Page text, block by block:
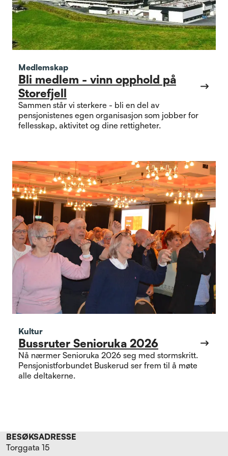
Medlemskap
Bli medlem - vinn opphold på
Storefjell
Sammen står vi sterkere - bli en del av
pensjonistenes egen organisasjon som jobber for
fellesskap, aktivitet og dine rettigheter.
Kultur
Bussruter Senioruka 2026
Nå nærmer Senioruka 2026 seg med stormskritt.
Pensjonistforbundet Buskerud ser frem til å møte
alle deltakerne.
BESØKSADRESSE
Torggata 15